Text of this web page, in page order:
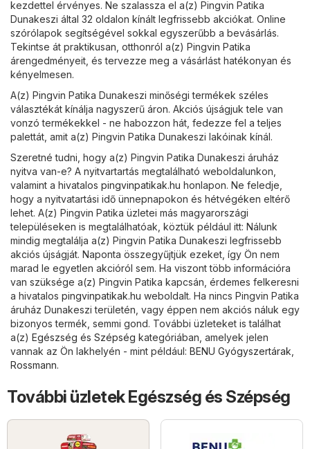
kezdettel érvényes. Ne szalassza el a(z) Pingvin Patika
Dunakeszi által 32 oldalon kínált legfrissebb akciókat. Online
szórólapok segítségével sokkal egyszerűbb a bevásárlás.
Tekintse át praktikusan, otthonról a(z) Pingvin Patika
árengedményeit, és tervezze meg a vásárlást hatékonyan és
kényelmesen.
A(z) Pingvin Patika Dunakeszi minőségi termékek széles
választékát kínálja nagyszerű áron. Akciós újságjuk tele van
vonzó termékekkel - ne habozzon hát, fedezze fel a teljes
palettát, amit a(z) Pingvin Patika Dunakeszi lakóinak kínál.
Szeretné tudni, hogy a(z) Pingvin Patika Dunakeszi áruház
nyitva van-e? A nyitvartartás megtalálható weboldalunkon,
valamint a hivatalos pingvinpatikak.hu honlapon. Ne feledje,
hogy a nyitvatartási idő ünnepnapokon és hétvégéken eltérő
lehet. A(z) Pingvin Patika üzletei más magyarországi
településeken is megtalálhatóak, köztük például itt: Nálunk
mindig megtalálja a(z) Pingvin Patika Dunakeszi legfrissebb
akciós újságját. Naponta összegyűjtjük ezeket, így Ön nem
marad le egyetlen akcióról sem. Ha viszont több információra
van szüksége a(z) Pingvin Patika kapcsán, érdemes felkeresni
a hivatalos pingvinpatikak.hu weboldalt. Ha nincs Pingvin Patika
áruház Dunakeszi területén, vagy éppen nem akciós náluk egy
bizonyos termék, semmi gond. További üzleteket is találhat
a(z) Egészség és Szépség kategóriában, amelyek jelen
vannak az Ön lakhelyén - mint például: BENU Gyógyszertárak
Rossmann.
További üzletek Egészség és Szépség